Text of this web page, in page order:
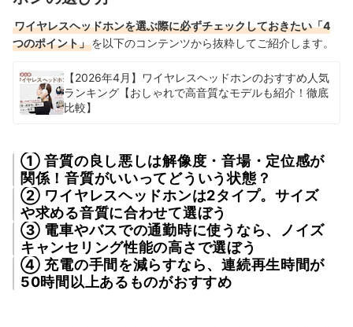
ワイヤレスヘッドホンを選ぶ際に必ずチェックしておきたい「4
つのポイント」を以下のコンテンツから抜粋してご紹介します。
【2026年4月】ワイヤレスヘッドホンのおすすめ人気
ランキング【おしゃれで高音質なモデルも紹介！徹底
比較】
① 音質の良し悪しは解像度・音場・定位感が
関係！音質がいいってどういう状態？
② ワイヤレスヘッドホンは2タイプ。サイズ
や求める音質に合わせて選ぼう
③ 電車やバスでの通勤時に使うなら、ノイズ
キャンセリング性能の高さで選ぼう
④ 充電の手間を減らすなら、連続再生時間が
50時間以上あるものがおすすめ